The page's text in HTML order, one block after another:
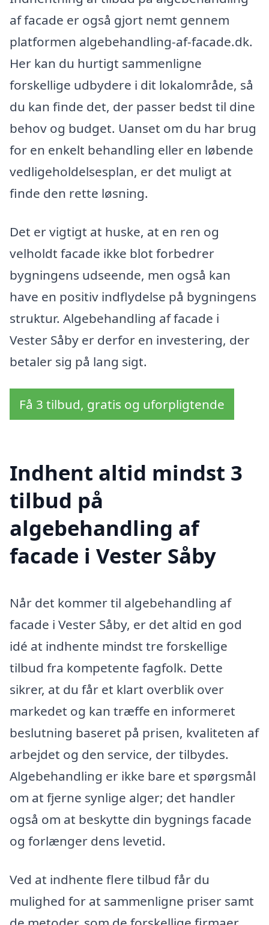
af facade er også gjort nemt gennem
platformen algebehandling-af-facade.dk.
Her kan du hurtigt sammenligne
forskellige udbydere i dit lokalområde, så
du kan finde det, der passer bedst til dine
behov og budget. Uanset om du har brug
for en enkelt behandling eller en løbende
vedligeholdelsesplan, er det muligt at
finde den rette løsning.
Det er vigtigt at huske, at en ren og
velholdt facade ikke blot forbedrer
bygningens udseende, men også kan
have en positiv indflydelse på bygningens
struktur. Algebehandling af facade i
Vester Såby er derfor en investering, der
betaler sig på lang sigt.
Få 3 tilbud, gratis og uforpligtende
Indhent altid mindst 3
tilbud på
algebehandling af
facade i Vester Såby
Når det kommer til algebehandling af
facade i Vester Såby, er det altid en god
idé at indhente mindst tre forskellige
tilbud fra kompetente fagfolk. Dette
sikrer, at du får et klart overblik over
markedet og kan træffe en informeret
beslutning baseret på prisen, kvaliteten af
arbejdet og den service, der tilbydes.
Algebehandling er ikke bare et spørgsmål
om at fjerne synlige alger; det handler
også om at beskytte din bygnings facade
og forlænger dens levetid.
Ved at indhente flere tilbud får du
mulighed for at sammenligne priser samt